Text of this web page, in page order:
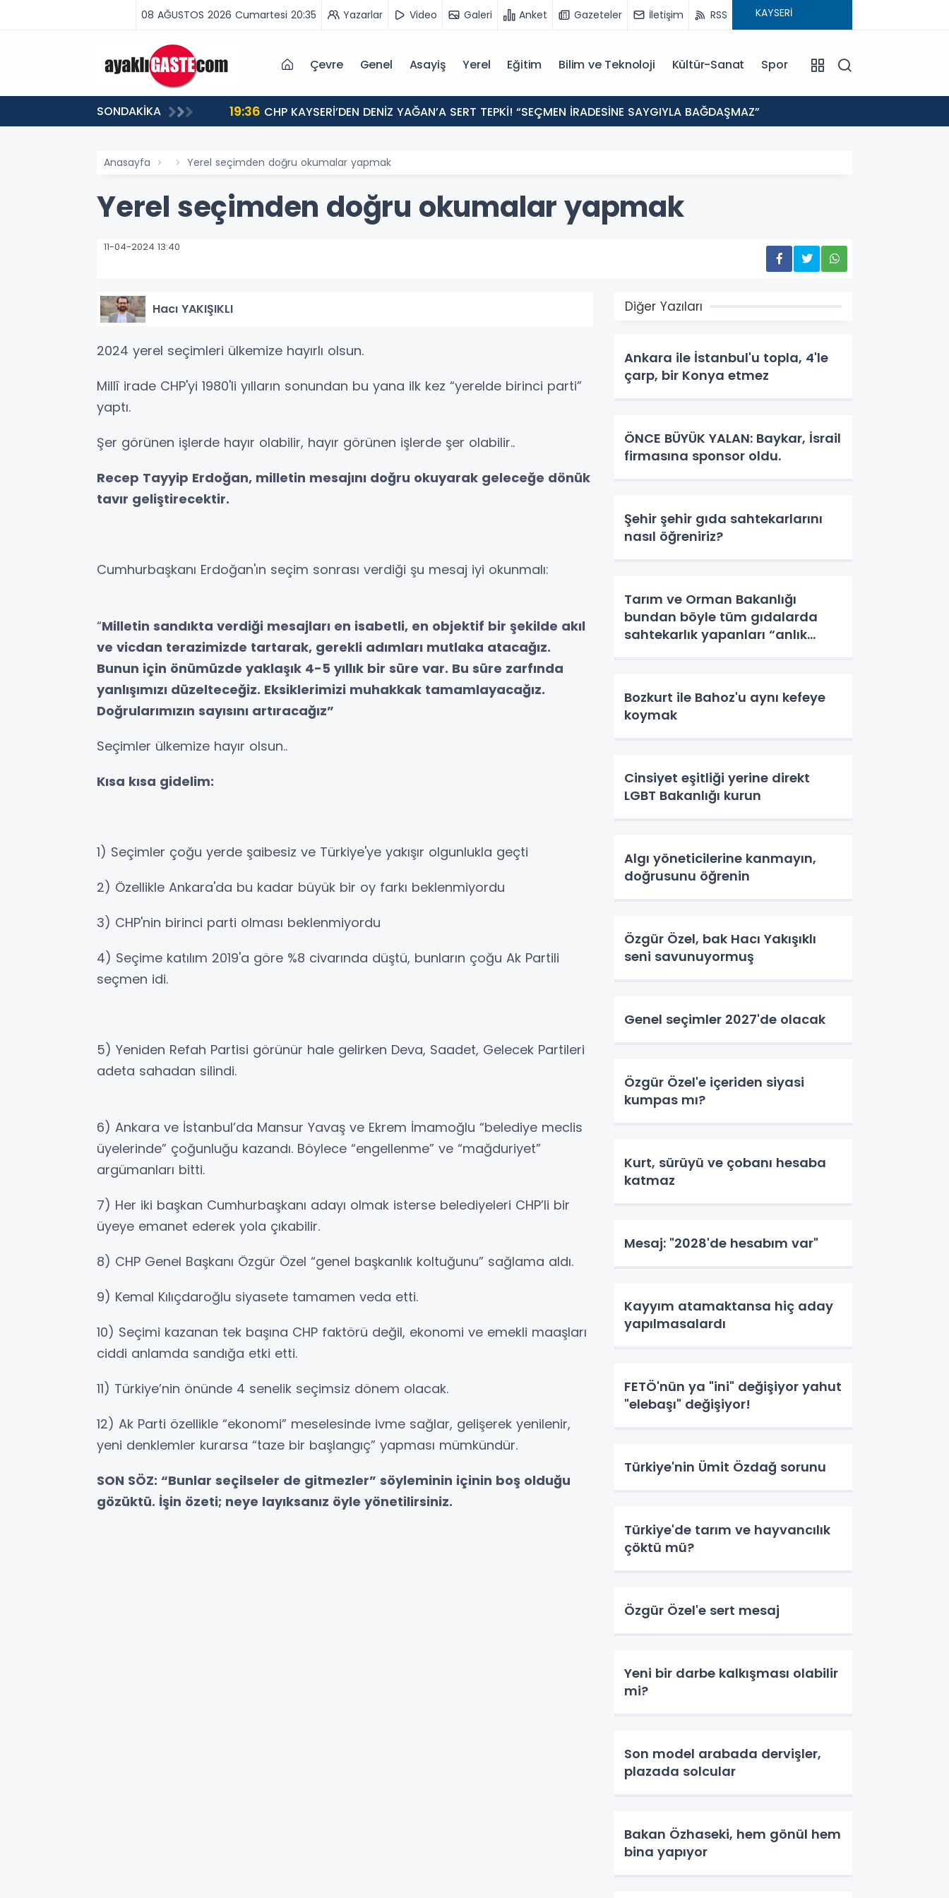
08 AĞUSTOS 2026 Cumartesi 20:35 Yazarlar Video Galeri Anket Gazeteler İletişim RSS
Çevre Genel Asayiş Yerel Eğitim Bilim ve Teknoloji Kültür-Sanat Spor
SONDAKİKA 19:36 CHP KAYSERİ’DEN DENİZ YAĞAN’A SERT TEPKİ! “SEÇMEN İRADESİNE SAYGIYLA BAĞDAŞMAZ”
Anasayfa Yerel seçimden doğru okumalar yapmak
Yerel seçimden doğru okumalar yapmak
11-04-2024 13:40
Hacı YAKIŞIKLI
2024 yerel seçimleri ülkemize hayırlı olsun.
Millî irade CHP'yi 1980'li yılların sonundan bu yana ilk kez “yerelde birinci parti”
yaptı.
Şer görünen işlerde hayır olabilir, hayır görünen işlerde şer olabilir..
Recep Tayyip Erdoğan, milletin mesajını doğru okuyarak geleceğe dönük
tavır geliştirecektir.
Cumhurbaşkanı Erdoğan'ın seçim sonrası verdiği şu mesaj iyi okunmalı:
“Milletin sandıkta verdiği mesajları en isabetli, en objektif bir şekilde akıl
ve vicdan terazimizde tartarak, gerekli adımları mutlaka atacağız.
Bunun için önümüzde yaklaşık 4-5 yıllık bir süre var. Bu süre zarfında
yanlışımızı düzelteceğiz. Eksiklerimizi muhakkak tamamlayacağız.
Doğrularımızın sayısını artıracağız”
Seçimler ülkemize hayır olsun..
Kısa kısa gidelim:
1) Seçimler çoğu yerde şaibesiz ve Türkiye'ye yakışır olgunlukla geçti
2) Özellikle Ankara'da bu kadar büyük bir oy farkı beklenmiyordu
3) CHP'nin birinci parti olması beklenmiyordu
4) Seçime katılım 2019'a göre %8 civarında düştü, bunların çoğu Ak Partili
seçmen idi.
5) Yeniden Refah Partisi görünür hale gelirken Deva, Saadet, Gelecek Partileri
adeta sahadan silindi.
6) Ankara ve İstanbul’da Mansur Yavaş ve Ekrem İmamoğlu “belediye meclis
üyelerinde” çoğunluğu kazandı. Böylece “engellenme” ve “mağduriyet”
argümanları bitti.
7) Her iki başkan Cumhurbaşkanı adayı olmak isterse belediyeleri CHP’li bir
üyeye emanet ederek yola çıkabilir.
8) CHP Genel Başkanı Özgür Özel “genel başkanlık koltuğunu” sağlama aldı.
9) Kemal Kılıçdaroğlu siyasete tamamen veda etti.
10) Seçimi kazanan tek başına CHP faktörü değil, ekonomi ve emekli maaşları
ciddi anlamda sandığa etki etti.
11) Türkiye’nin önünde 4 senelik seçimsiz dönem olacak.
12) Ak Parti özellikle “ekonomi” meselesinde ivme sağlar, gelişerek yenilenir,
yeni denklemler kurarsa “taze bir başlangıç” yapması mümkündür.
SON SÖZ: “Bunlar seçilseler de gitmezler” söyleminin içinin boş olduğu
gözüktü. İşin özeti; neye layıksanız öyle yönetilirsiniz.
Diğer Yazıları
Ankara ile İstanbul'u topla, 4'le
çarp, bir Konya etmez
ÖNCE BÜYÜK YALAN: Baykar, İsrail
firmasına sponsor oldu.
Şehir şehir gıda sahtekarlarını
nasıl öğreniriz?
Tarım ve Orman Bakanlığı
bundan böyle tüm gıdalarda
sahtekarlık yapanları “anlık
Bozkurt ile Bahoz'u aynı kefeye
koymak
Cinsiyet eşitliği yerine direkt
LGBT Bakanlığı kurun
Algı yöneticilerine kanmayın,
doğrusunu öğrenin
Özgür Özel, bak Hacı Yakışıklı
seni savunuyormuş
Genel seçimler 2027'de olacak
Özgür Özel'e içeriden siyasi
kumpas mı?
Kurt, sürüyü ve çobanı hesaba
katmaz
Mesaj: "2028'de hesabım var"
Kayyım atamaktansa hiç aday
yapılmasalardı
FETÖ'nün ya "ini" değişiyor yahut
"elebaşı" değişiyor!
Türkiye'nin Ümit Özdağ sorunu
Türkiye'de tarım ve hayvancılık
çöktü mü?
Özgür Özel'e sert mesaj
Yeni bir darbe kalkışması olabilir
mi?
Son model arabada dervişler,
plazada solcular
Bakan Özhaseki, hem gönül hem
bina yapıyor